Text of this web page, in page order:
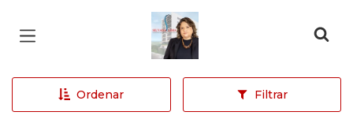
Página inicial
Ordenar Filtrar